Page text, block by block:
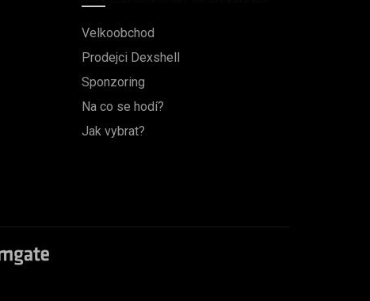
Velkoobchod
Prodejci Dexshell
Sponzoring
Na co se hodí?
Jak vybrat?